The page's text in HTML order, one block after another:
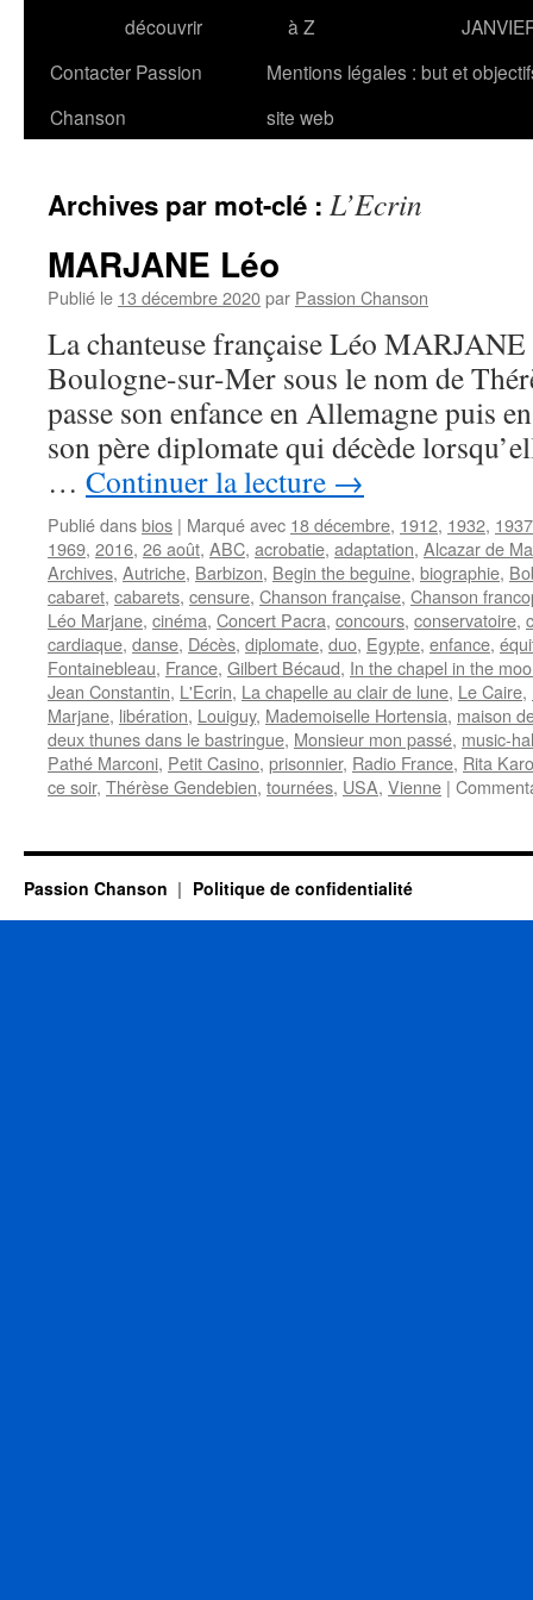
découvrir
à Z
Contacter Passion
Chanson
Mentions légales : but et
site web
Archives par mot-clé : L’Ecrin
MARJANE Léo
Publié le 13 décembre 2020par Passion Chanson
La chanteuse française Léo
Boulogne-sur-Mer sous le nom de
passe son enfance en Allemagne puis
son père diplomate qui décède
… Continuer la lecture →
Publié dansbios | Marqué avec 18 décembre, 1912, 1932, 1937
1969, 2016, 26 août, ABC, acrobatie, adaptation, Alcazar de
Archives, Autriche, Barbizon, Begin the beguine, biographie,
cabaret, cabarets, censure, Chanson française, Chanson
Léo Marjane, cinéma, Concert Pacra, concours, conservatoire,
cardiaque, danse, Décès, diplomate, duo, Egypte, enfance,
Fontainebleau, France, Gilbert Bécaud, In the chapel in the
Jean Constantin, L'Ecrin, La chapelle au clair de lune, Le Caire,
Marjane, libération, Louiguy, Mademoiselle Hortensia, maison
deux thunes dans le bastringue, Monsieur mon passé, music-
Pathé Marconi, Petit Casino, prisonnier, Radio France, Rita
ce soir, Thérèse Gendebien, tournées, USA, Vienne |
Passion Chanson Politique de confidentialité